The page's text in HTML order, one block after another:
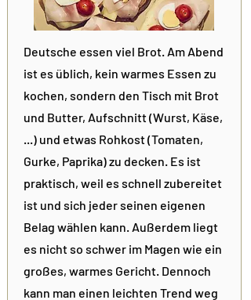
Deutsche essen viel Brot. Am Abend
ist es üblich, kein warmes Essen zu
kochen, sondern den Tisch mit Brot
und Butter, Aufschnitt (Wurst, Käse,
...) und etwas Rohkost (Tomaten,
Gurke, Paprika) zu decken. Es ist
praktisch, weil es schnell zubereitet
ist und sich jeder seinen eigenen
Belag wählen kann. Außerdem liegt
es nicht so schwer im Magen wie ein
großes, warmes Gericht. Dennoch
kann man einen leichten Trend weg